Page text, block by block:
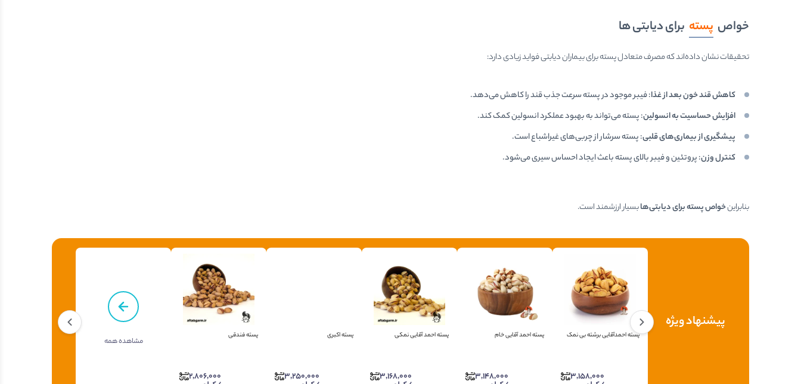
خواص پسته برای دیابتی ها
تحقیقات نشان داده‌اند که مصرف متعادل پسته برای بیماران دیابتی فواید زیادی دارد:
کاهش قند خون بعد از غذا: فیبر موجود در پسته سرعت جذب قند را کاهش می‌دهد.
افزایش حساسیت به انسولین: پسته می‌تواند به بهبود عملکرد انسولین کمک کند.
پیشگیری از بیماری‌های قلبی: پسته سرشار از چربی‌های غیراشباع است.
کنترل وزن: پروتئین و فیبر بالای پسته باعث ایجاد احساس سیری می‌شود.
بنابراینخواص پسته برای دیابتی‌هابسیار ارزشمند است.
پیشنهاد ویژه
پسته احمدآقایی برشته بی نمک
3,158,000
پسته احمد آقایی خام
3,148,000
پسته احمد آقایی نمکی
3,168,000
پسته اکبری
3,250,000
پسته فندقی
2,806,000
مشاهده همه